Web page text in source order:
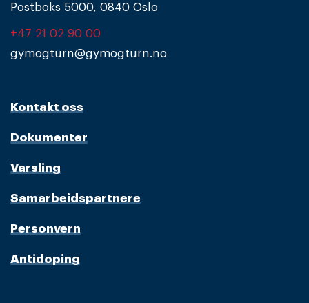
Postboks 5000, 0840 Oslo
+47 21 02 90 00
gymogturn@gymogturn.no
Kontakt oss
Dokumenter
Varsling
Samarbeidspartnere
Personvern
Antidoping